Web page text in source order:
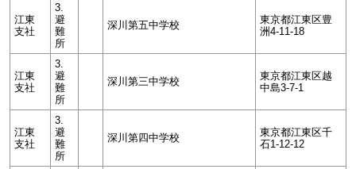
江東
支社
3.
避
難
所
深川第五中学校
東京都江東区豊
洲4-11-18
江東
支社
3.
避
難
所
深川第三中学校
東京都江東区越
中島3-7-1
江東
支社
3.
避
難
所
深川第四中学校
東京都江東区千
石1-12-12